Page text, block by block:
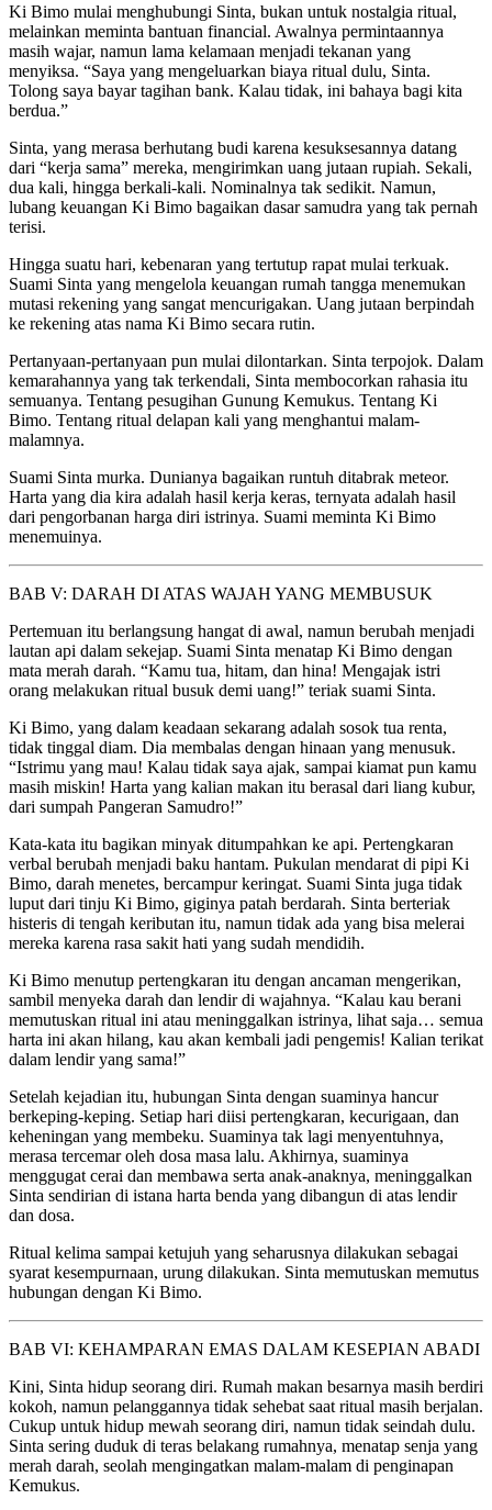
Ki Bimo mulai menghubungi Sinta, bukan untuk nostalgia ritual,
melainkan meminta bantuan financial. Awalnya permintaannya
masih wajar, namun lama kelamaan menjadi tekanan yang
menyiksa. “Saya yang mengeluarkan biaya ritual dulu, Sinta.
Tolong saya bayar tagihan bank. Kalau tidak, ini bahaya bagi kita
berdua.”
Sinta, yang merasa berhutang budi karena kesuksesannya datang
dari “kerja sama” mereka, mengirimkan uang jutaan rupiah. Sekali,
dua kali, hingga berkali-kali. Nominalnya tak sedikit. Namun,
lubang keuangan Ki Bimo bagaikan dasar samudra yang tak pernah
terisi.
Hingga suatu hari, kebenaran yang tertutup rapat mulai terkuak.
Suami Sinta yang mengelola keuangan rumah tangga menemukan
mutasi rekening yang sangat mencurigakan. Uang jutaan berpindah
ke rekening atas nama Ki Bimo secara rutin.
Pertanyaan-pertanyaan pun mulai dilontarkan. Sinta terpojok. Dalam
kemarahannya yang tak terkendali, Sinta membocorkan rahasia itu
semuanya. Tentang pesugihan Gunung Kemukus. Tentang Ki
Bimo. Tentang ritual delapan kali yang menghantui malam-
malamnya.
Suami Sinta murka. Dunianya bagaikan runtuh ditabrak meteor.
Harta yang dia kira adalah hasil kerja keras, ternyata adalah hasil
dari pengorbanan harga diri istrinya. Suami meminta Ki Bimo
menemuinya.
BAB V: DARAH DI ATAS WAJAH YANG MEMBUSUK
Pertemuan itu berlangsung hangat di awal, namun berubah menjadi
lautan api dalam sekejap. Suami Sinta menatap Ki Bimo dengan
mata merah darah. “Kamu tua, hitam, dan hina! Mengajak istri
orang melakukan ritual busuk demi uang!” teriak suami Sinta.
Ki Bimo, yang dalam keadaan sekarang adalah sosok tua renta,
tidak tinggal diam. Dia membalas dengan hinaan yang menusuk.
“Istrimu yang mau! Kalau tidak saya ajak, sampai kiamat pun kamu
masih miskin! Harta yang kalian makan itu berasal dari liang kubur,
dari sumpah Pangeran Samudro!”
Kata-kata itu bagikan minyak ditumpahkan ke api. Pertengkaran
verbal berubah menjadi baku hantam. Pukulan mendarat di pipi Ki
Bimo, darah menetes, bercampur keringat. Suami Sinta juga tidak
luput dari tinju Ki Bimo, giginya patah berdarah. Sinta berteriak
histeris di tengah keributan itu, namun tidak ada yang bisa melerai
mereka karena rasa sakit hati yang sudah mendidih.
Ki Bimo menutup pertengkaran itu dengan ancaman mengerikan,
sambil menyeka darah dan lendir di wajahnya. “Kalau kau berani
memutuskan ritual ini atau meninggalkan istrinya, lihat saja… semua
harta ini akan hilang, kau akan kembali jadi pengemis! Kalian terikat
dalam lendir yang sama!”
Setelah kejadian itu, hubungan Sinta dengan suaminya hancur
berkeping-keping. Setiap hari diisi pertengkaran, kecurigaan, dan
keheningan yang membeku. Suaminya tak lagi menyentuhnya,
merasa tercemar oleh dosa masa lalu. Akhirnya, suaminya
menggugat cerai dan membawa serta anak-anaknya, meninggalkan
Sinta sendirian di istana harta benda yang dibangun di atas lendir
dan dosa.
Ritual kelima sampai ketujuh yang seharusnya dilakukan sebagai
syarat kesempurnaan, urung dilakukan. Sinta memutuskan memutus
hubungan dengan Ki Bimo.
BAB VI: KEHAMPARAN EMAS DALAM KESEPIAN ABADI
Kini, Sinta hidup seorang diri. Rumah makan besarnya masih berdiri
kokoh, namun pelanggannya tidak sehebat saat ritual masih berjalan.
Cukup untuk hidup mewah seorang diri, namun tidak seindah dulu.
Sinta sering duduk di teras belakang rumahnya, menatap senja yang
merah darah, seolah mengingatkan malam-malam di penginapan
Kemukus.